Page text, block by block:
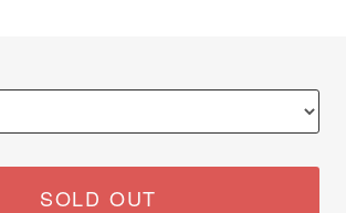
SOLD OUT